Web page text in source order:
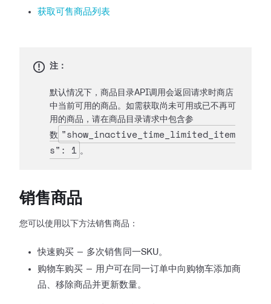
获取可售商品列表
注：
默认情况下，商品目录API调用会返回请求时商店
中当前可用的商品。如需获取尚未可用或已不再可
用的商品，请在商品目录请求中包含参
数 "show_inactive_time_limited_item
s": 1 。
销售商品
您可以使用以下方法销售商品：
快速购买 — 多次销售同一SKU。
购物车购买 — 用户可在同一订单中向购物车添加商
品、移除商品并更新数量。